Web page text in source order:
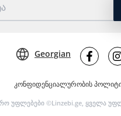
კონფიდენციალურობის
უფლებები ©Linzebi.ge, ყველა
Georgian